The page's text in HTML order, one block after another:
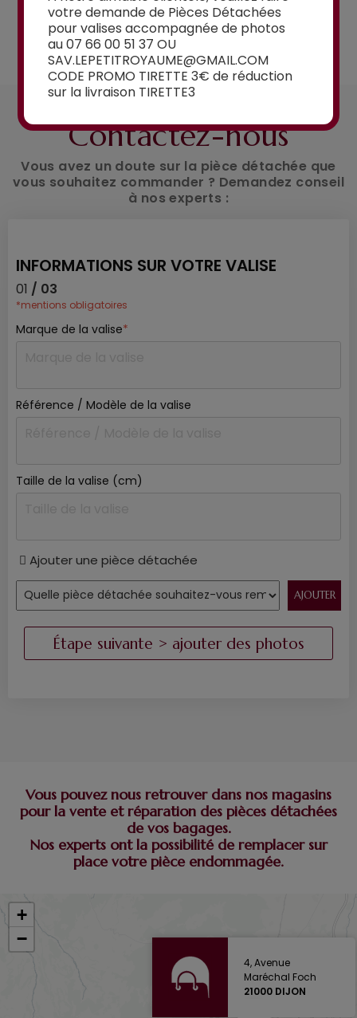
Voir la sélection
Contactez-nous
Vous avez un doute sur la pièce détachée que
vous souhaitez commander ? Demandez conseil
à nos experts :
INFORMATIONS SUR VOTRE VALISE
01 / 03
*mentions obligatoires
Marque de la valise*
Référence / Modèle de la valise
Taille de la valise (cm)
Ajouter une pièce détachée
Vous pouvez nous retrouver dans nos magasins
pour la vente et réparation des pièces détachées
de vos bagages.
Nos experts ont la possibilité de remplacer sur
place votre pièce endommagée.
4, Avenue
Maréchal Foch
21000 DIJON
+
−
votre demande de Pièces Détachées
pour valises accompagnée de photos
au 07 66 00 51 37 OU
SAV.LEPETITROYAUME@GMAIL.COM
CODE PROMO TIRETTE 3€ de réduction
sur la livraison TIRETTE3